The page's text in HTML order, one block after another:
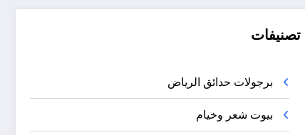
تصنيفات
برجولات حدائق الرياض
بيوت شعر وخيام